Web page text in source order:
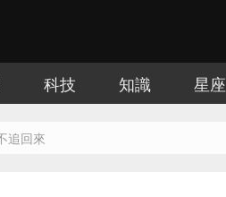
科技 知識 星座
追回來